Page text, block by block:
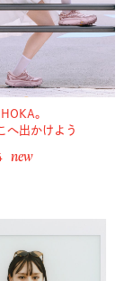
。
へ出かけよう
new